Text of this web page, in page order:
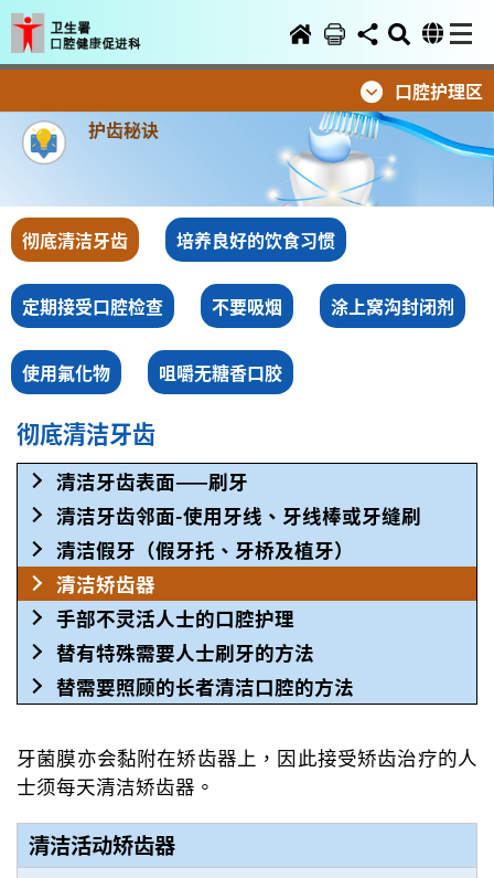
口腔护理区
护齿秘诀
彻底清洁牙齿 培养良好的饮食习惯
定期接受口腔检查 不要吸烟 涂上窝沟封闭剂
使用氟化物 咀嚼无糖香口胶
彻底清洁牙齿
清洁牙齿表面——刷牙
清洁牙齿邻面-使用牙线、牙线棒或牙缝刷
清洁假牙（假牙托、牙桥及植牙）
清洁矫齿器
手部不灵活人士的口腔护理
替有特殊需要人士刷牙的方法
替需要照顾的长者清洁口腔的方法
牙菌膜亦会黏附在矫齿器上，因此接受矫齿治疗的人
士须每天清洁矫齿器。
清洁活动矫齿器